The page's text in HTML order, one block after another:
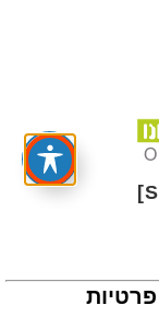
פרטיות